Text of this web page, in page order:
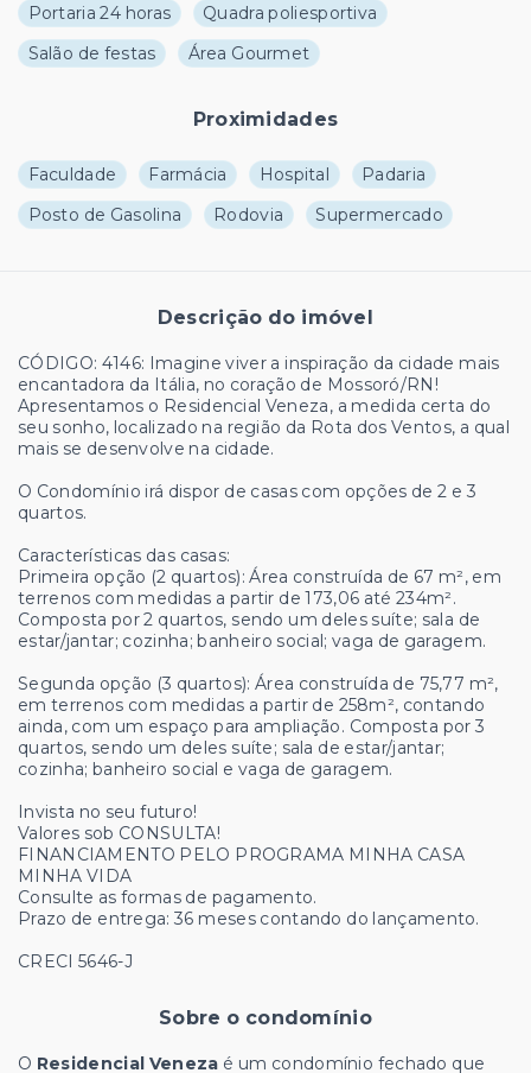
Portaria 24 horas
Quadra poliesportiva
Salão de festas
Área Gourmet
Proximidades
Faculdade Farmácia Hospital
Padaria
Posto de Gasolina
Rodovia Supermercado
Descrição do imóvel
CÓDIGO: 4146: Imagine viver a inspiração da cidade mais
encantadora da Itália, no coração de Mossoró/RN!
Apresentamos o Residencial Veneza, a medida certa do
seu sonho, localizado na região da Rota dos Ventos, a qual
mais se desenvolve na cidade.
O Condomínio irá dispor de casas com opções de 2 e 3
quartos.
Características das casas:
Primeira opção (2 quartos): Área construída de 67 m², em
terrenos com medidas a partir de 173,06 até 234m².
Composta por 2 quartos, sendo um deles suíte; sala de
estar/jantar; cozinha; banheiro social; vaga de garagem.
Segunda opção (3 quartos): Área construída de 75,77 m²,
em terrenos com medidas a partir de 258m², contando
ainda, com um espaço para ampliação. Composta por 3
quartos, sendo um deles suíte; sala de estar/jantar;
cozinha; banheiro social e vaga de garagem.
Invista no seu futuro!
Valores sob CONSULTA!
FINANCIAMENTO PELO PROGRAMA MINHA CASA
MINHA VIDA
Consulte as formas de pagamento.
Prazo de entrega: 36 meses contando do lançamento.
CRECI 5646-J
Sobre o condomínio
O Residencial Veneza é um condomínio fechado que